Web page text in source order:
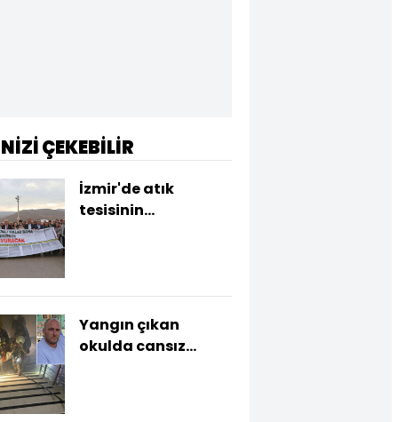
ÇEKEBİLİR
İzmir'de atık
tesisinin
Yangın çıkan
okulda cansız